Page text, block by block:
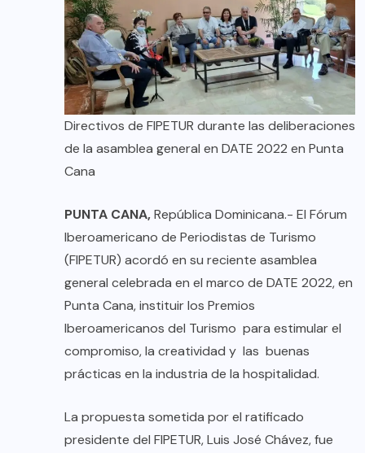
Directivos de FIPETUR durante las deliberaciones
de la asamblea general en DATE 2022 en Punta
Cana
PUNTA CANA,República Dominicana.- El Fórum
Iberoamericano de Periodistas de Turismo
(FIPETUR) acordó en su reciente asamblea
general celebrada en el marco de DATE 2022, en
Punta Cana, instituir los Premios
Iberoamericanos del Turismo para estimular el
compromiso, la creatividad y las buenas
prácticas en la industria de la hospitalidad.
La propuesta sometida por el ratificado
presidente del FIPETUR, Luis José Chávez, fue